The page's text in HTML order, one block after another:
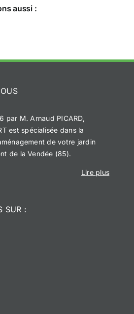
aussi :
par M. Arnaud PICARD,
est spécialisée dans la
de votre jardin
de la Vendée (85).
Lire plus
SUR :